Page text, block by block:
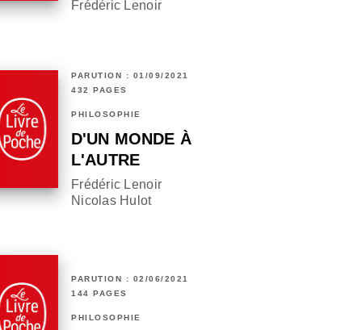
Frédéric Lenoir
PARUTION : 01/09/2021
432 PAGES
PHILOSOPHIE
D'UN MONDE À
L'AUTRE
Frédéric Lenoir
Nicolas Hulot
PARUTION : 02/06/2021
144 PAGES
PHILOSOPHIE